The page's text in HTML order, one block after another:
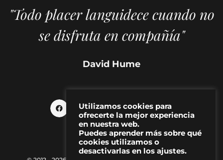
"Todo placer languidece cuando no
se disfruta en compañía"
David Hume
Utilizamos cookies para
ofrecerte la mejor experiencia
en nuestra web.
Puedes aprender más sobre qué
cookies utilizamos o
desactivarlas en los ajustes.